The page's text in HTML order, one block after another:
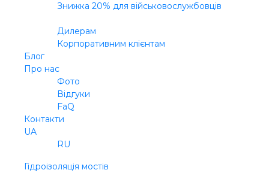
Знижка 20% для військовослужбовців
Дилерам
Корпоративним клієнтам
Блог
Про нас
Фото
Відгуки
FaQ
Контакти
UA
RU
Гідроізоляція мостів